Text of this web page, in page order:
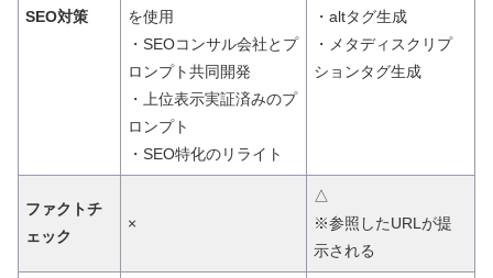
SEO対策
を使用
・SEOコンサル会社とプ
ロンプト共同開発
・上位表示実証済みのプ
ロンプト
・SEO特化のリライト
・altタグ生成
・メタディスクリプ
ションタグ生成
ファクトチ
ェック
×
△
※参照したURLが提
示される